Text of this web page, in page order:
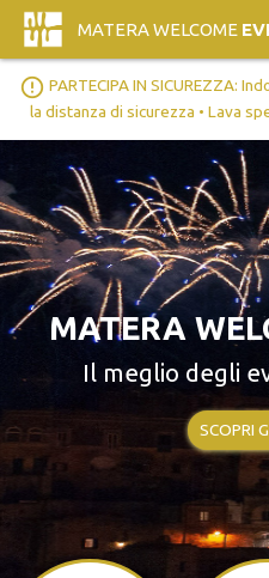
MATERA WELCOME
error_outline PARTECIPA IN SICUREZZA:
la distanza di sicurezza • Lava
MATERA
Il meglio degli
SCOPRI